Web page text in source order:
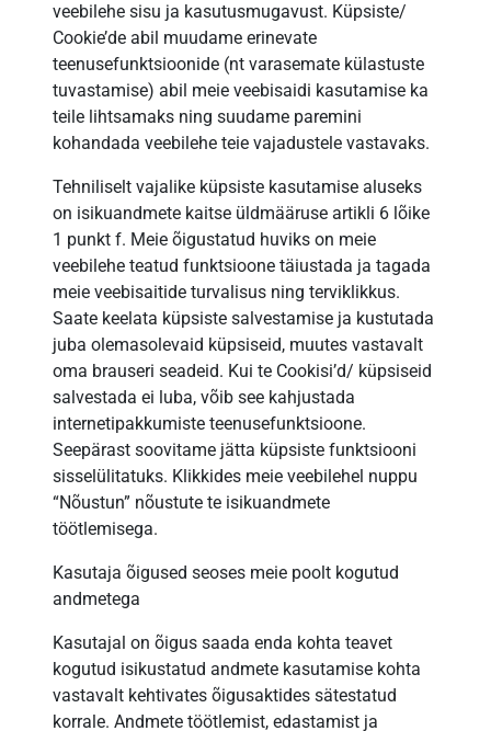
veebilehe sisu ja kasutusmugavust. Küpsiste/
Cookie’de abil muudame erinevate
teenusefunktsioonide (nt varasemate külastuste
tuvastamise) abil meie veebisaidi kasutamise ka
teile lihtsamaks ning suudame paremini
kohandada veebilehe teie vajadustele vastavaks.
Tehniliselt vajalike küpsiste kasutamise aluseks
on isikuandmete kaitse üldmääruse artikli 6 lõike
1 punkt f. Meie õigustatud huviks on meie
veebilehe teatud funktsioone täiustada ja tagada
meie veebisaitide turvalisus ning terviklikkus.
Saate keelata küpsiste salvestamise ja kustutada
juba olemasolevaid küpsiseid, muutes vastavalt
oma brauseri seadeid. Kui te Cookisi’d/ küpsiseid
salvestada ei luba, võib see kahjustada
internetipakkumiste teenusefunktsioone.
Seepärast soovitame jätta küpsiste funktsiooni
sisselülitatuks. Klikkides meie veebilehel nuppu
“Nõustun” nõustute te isikuandmete
töötlemisega.
Kasutaja õigused seoses meie poolt kogutud
andmetega
Kasutajal on õigus saada enda kohta teavet
kogutud isikustatud andmete kasutamise kohta
vastavalt kehtivates õigusaktides sätestatud
korrale. Andmete töötlemist, edastamist ja